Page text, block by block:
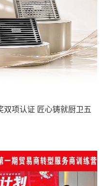
双项认证 匠心铸就厨卫五